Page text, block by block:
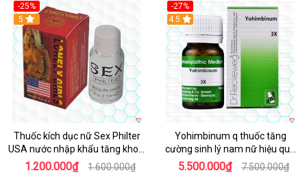
-25%
5
Thuốc kích dục nữ Sex Philter
USA nước nhập khẩu tăng khoái
cảm
1.200.000₫ 1.600.000₫
-27%
4.5
Yohimbinum q thuốc tăng
cường sinh lý nam nữ hiệu quả
20g
5.500.000₫ 7.500.000₫